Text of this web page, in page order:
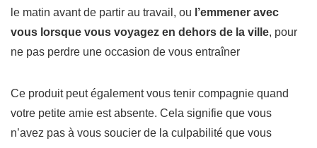
le matin avant de partir au travail, ou l’emmener avec
vous lorsque vous voyagez en dehors de la ville, pour
ne pas perdre une occasion de vous entraîner
Ce produit peut également vous tenir compagnie quand
votre petite amie est absente. Cela signifie que vous
n’avez pas à vous soucier de la culpabilité que vous